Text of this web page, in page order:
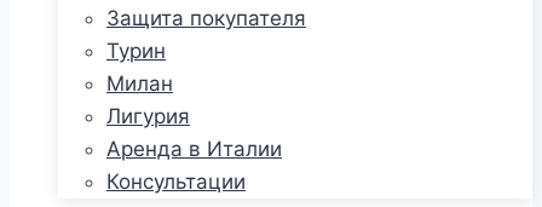
Защита покупателя
Турин
Милан
Лигурия
Аренда в Италии
Консультации